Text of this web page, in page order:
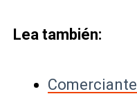
Lea también: